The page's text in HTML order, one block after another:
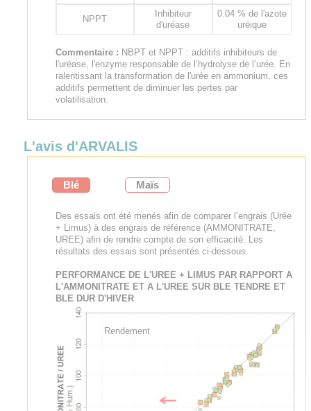
NPPT
Inhibiteur
d'uréase
0.04 % de l'azote
uréique
Commentaire : NBPT et NPPT : additifs inhibiteurs de
l'uréase, l'enzyme responsable de l’hydrolyse de l’urée. En
ralentissant la transformation de l'urée en ammonium, ces
additifs permettent de diminuer les pertes par
volatilisation.
L'avis d'ARVALIS
Blé Maïs
Des essais ont été menés afin de comparer l’engrais (Urée
+ Limus) à des engrais de référence (AMMONITRATE,
UREE) afin de rendre compte de son efficacité. Les
résultats des essais sont présentés ci-dessous.
PERFORMANCE DE L'UREE + LIMUS PAR RAPPORT A
L'AMMONITRATE ET A L'UREE SUR BLE TENDRE ET
BLE DUR D'HIVER
Rendement